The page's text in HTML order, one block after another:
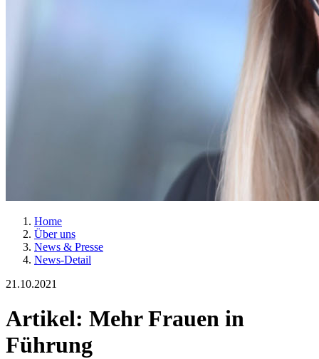
Home
Über uns
News & Presse
News-Detail
21.10.2021
Artikel: Mehr Frauen in
Führung